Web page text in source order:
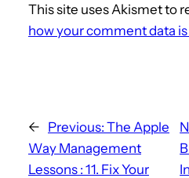
This site uses Akismet to
how your comment data
← Previous: The Apple
Way Management
Lessons : 11. Fix Your